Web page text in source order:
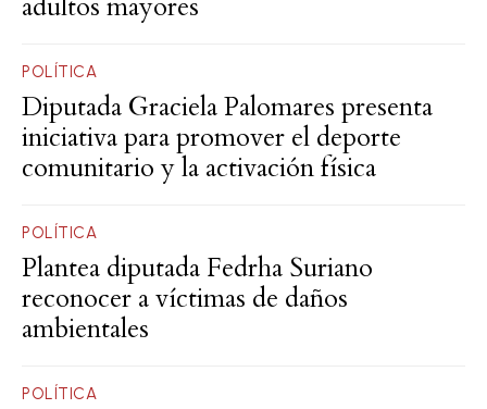
POLÍTICA
Diputada Graciela Palomares presenta
iniciativa para promover el deporte
comunitario y la activación física
POLÍTICA
Plantea diputada Fedrha Suriano
reconocer a víctimas de daños
ambientales
POLÍTICA